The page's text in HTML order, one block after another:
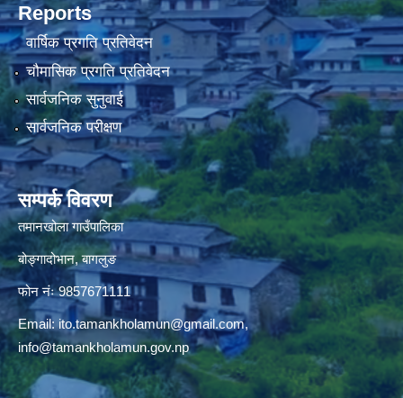
Reports
वार्षिक प्रगति प्रतिवेदन
चौमासिक प्रगति प्रतिवेदन
सार्वजनिक सुनुवाई
सार्वजनिक परीक्षण
सम्पर्क विवरण
तमानखोला गाउँपालिका
बोङ्गादोभान, बागलुङ
फोन नंः 9857671111
Email: ito.tamankholamun@gmail.com,
info@tamankholamun.gov.np